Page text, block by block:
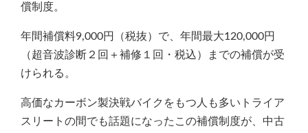
償制度。
年間補償料9,000円（税抜）で、年間最大120,000円
（超音波診断２回＋補修１回・税込）までの補償が受
けられる。
高価なカーボン製決戦バイクをもつ人も多いトライア
スリートの間でも話題になったこの補償制度が、中古